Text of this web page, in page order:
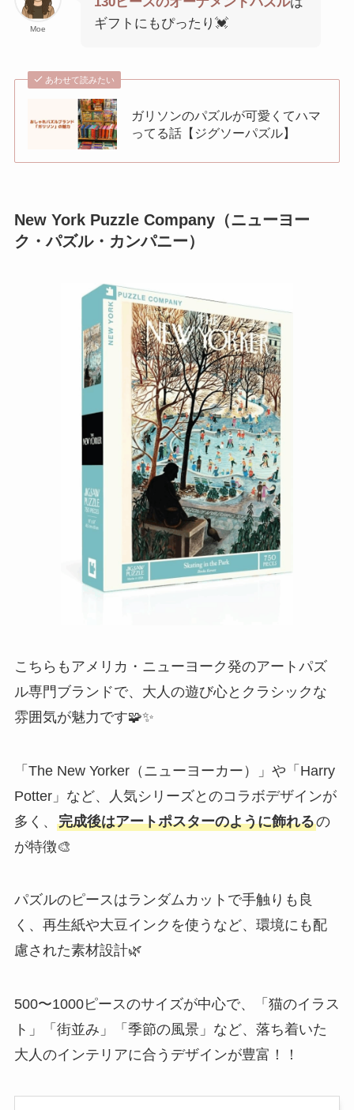
Moe
ギフトにもぴったり💓
あわせて読みたい
ガリソンのパズルが可愛くてハマ
ってる話【ジグソーパズル】
New York Puzzle Company（ニューヨー
ク・パズル・カンパニー）
こちらもアメリカ・ニューヨーク発のアートパズ
ル専門ブランドで、大人の遊び心とクラシックな
雰囲気が魅力です🧩✨
「The New Yorker（ニューヨーカー）」や「Harry
Potter」など、人気シリーズとのコラボデザインが
多く、 完成後はアートポスターのように飾れるの
が特徴🎨
パズルのピースはランダムカットで手触りも良
く、再生紙や大豆インクを使うなど、環境にも配
慮された素材設計🌿
500〜1000ピースのサイズが中心で、「猫のイラス
ト」「街並み」「季節の風景」など、落ち着いた
大人のインテリアに合うデザインが豊富！！